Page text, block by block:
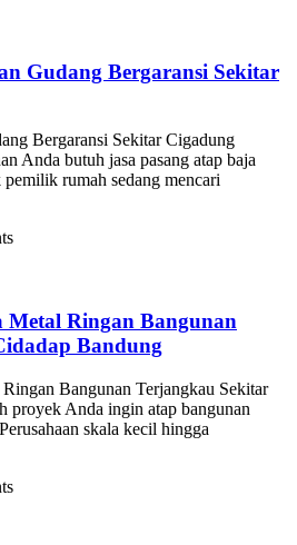
Gudang Bergaransi Sekitar
Bergaransi Sekitar Cigadung
Anda butuh jasa pasang atap baja
rumah sedang mencari
Metal Ringan Bangunan
Bandung
Bangunan Terjangkau Sekitar
proyek Anda ingin atap bangunan
skala kecil hingga